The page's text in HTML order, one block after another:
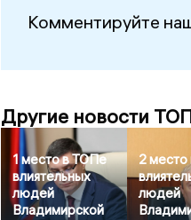
Комментируйте
Другие новости
1 место в ТОПе
влиятельных
людей
Владимирской
2
людей